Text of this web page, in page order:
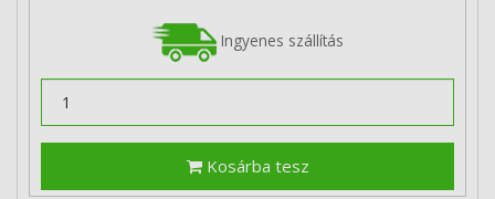
Ingyenes szállítás
Kosárba tesz